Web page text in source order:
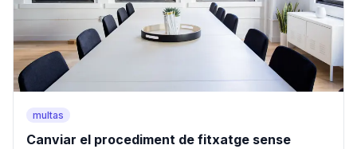
multas
Canviar el procediment de fitxatge sense